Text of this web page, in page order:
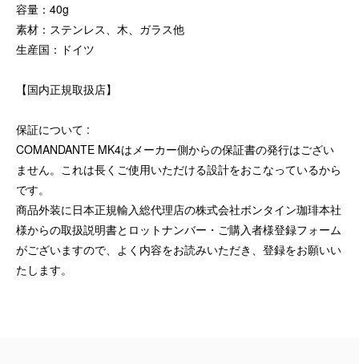
容量：40g
素材：ステンレス、木、ガラス他
生産国：ドイツ
【国内正規取扱店】
保証について :
COMANDANTE MK4はメーカー側からの保証書の発行はござい
ません。これは長くご使用いただける設計をおこなっているから
です。
商品外装に日本正規輸入総代理店の株式会社ボンタイン珈琲本社
様からの取扱説明書とロットナンバー・ご購入者様登録フォーム
がございますので、よく内容をお読みいただき、登録をお願いい
たします。